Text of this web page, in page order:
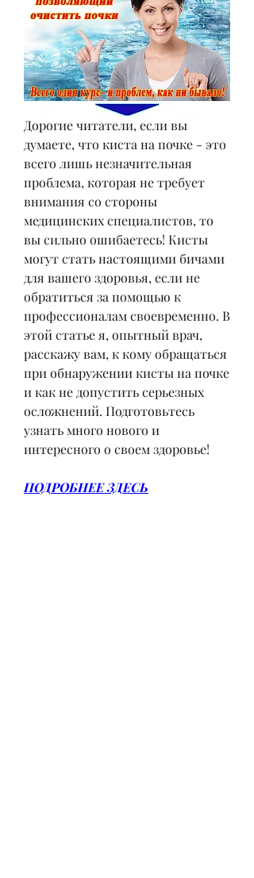
Дорогие читатели, если вы
думаете, что киста на почке - это
всего лишь незначительная
проблема, которая не требует
внимания со стороны
медицинских специалистов, то
вы сильно ошибаетесь! Кисты
могут стать настоящими бичами
для вашего здоровья, если не
обратиться за помощью к
профессионалам своевременно. В
этой статье я, опытный врач,
расскажу вам, к кому обращаться
при обнаружении кисты на почке
и как не допустить серьезных
осложнений. Подготовьтесь
узнать много нового и
интересного о своем здоровье!
ПОДРОБНЕЕ ЗДЕСЬ